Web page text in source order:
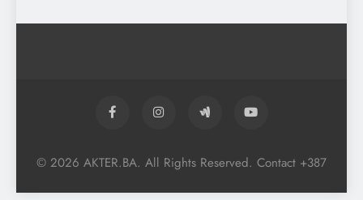
© 2026 AKTER.BA. All Rights Reserved. Contact +387